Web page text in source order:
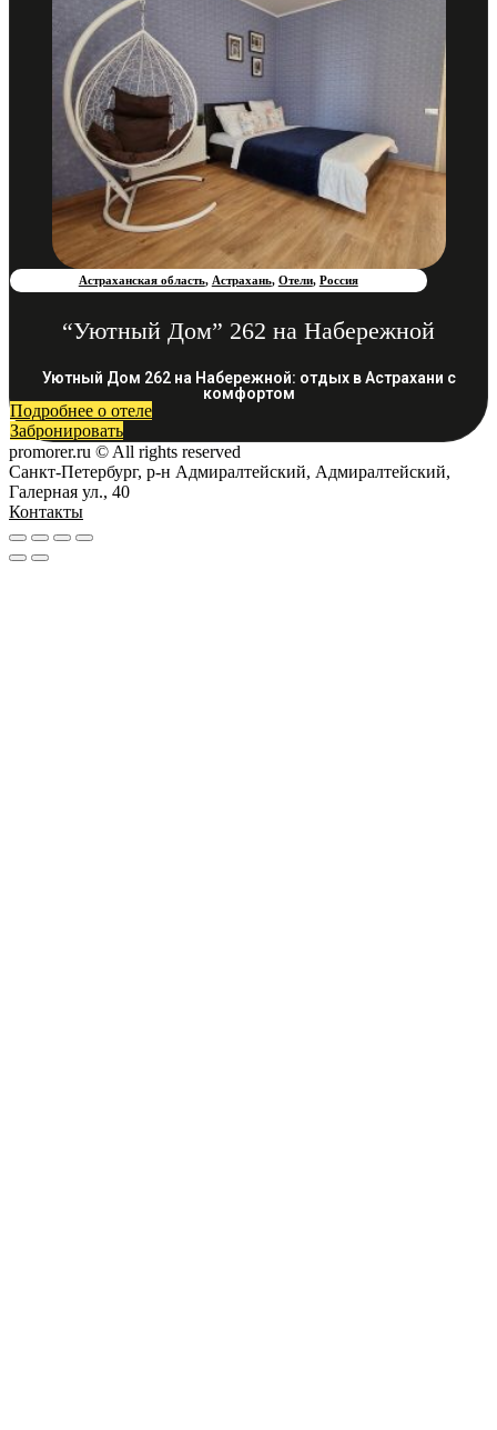
Астраханская область, Астрахань, Отели, Россия
“Уютный Дом” 262 на Набережной
Уютный Дом 262 на Набережной: отдых в Астрахани с
комфортом
Подробнее о отеле
Забронировать
promorer.ru © All rights reserved
Санкт-Петербург, р-н Адмиралтейский, Адмиралтейский,
Галерная ул., 40
Контакты